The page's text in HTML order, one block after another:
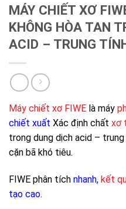
MÁY CHIẾT XƠ
KHÔNG HÒA TAN
ACID – TRUNG
Máy chiết xơ FIWE là máy
chiết xuất Xác định chất xơ
trong dung dịch acid –
cặn bã khó tiêu.
FIWE phân tích nhanh, kết
tạo cao.